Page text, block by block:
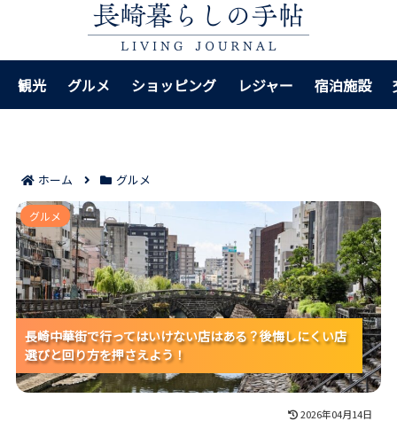
観光 グルメ ショッピング レジャー 宿泊施設
ホーム グルメ
長崎中華街で行ってはいけない店はある？後悔しにくい
店選びと回り方を押さえよう！
長崎中華街で行ってはいけない店はある？後悔しにくい店
選びと回り方を押さえよう！
長崎中華街で行ってはいけない店はある？後悔しにくい店
選びと回り方を押さえよう！
グルメ
2026年04月14日